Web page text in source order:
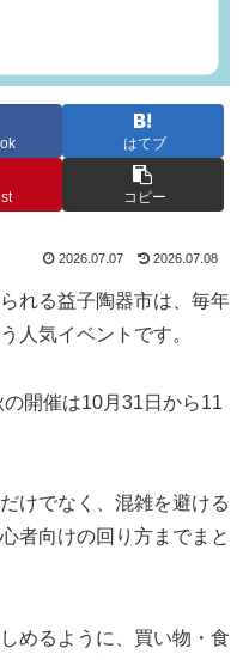
はてブ
コピー
2026.07.07 2026.07.08
れる益子陶器市は、毎年
人気イベントです。
開催は10月31日から11
けでなく、混雑を避ける
者向けの回り方までまと
めるように、買い物・食